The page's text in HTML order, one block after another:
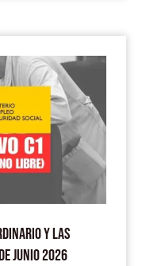
Y LAS
JUNIO 2026